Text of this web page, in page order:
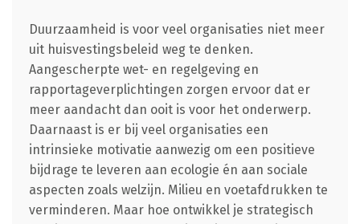
Duurzaamheid is voor veel organisaties niet meer
uit huisvestingsbeleid weg te denken.
Aangescherpte wet- en regelgeving en
rapportageverplichtingen zorgen ervoor dat er
meer aandacht dan ooit is voor het onderwerp.
Daarnaast is er bij veel organisaties een
intrinsieke motivatie aanwezig om een positieve
bijdrage te leveren aan ecologie én aan sociale
aspecten zoals welzijn. Milieu en voetafdrukken te
verminderen. Maar hoe ontwikkel je strategisch